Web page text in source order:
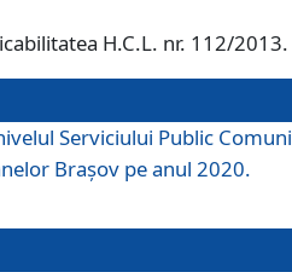
H.C.L. nr. 112/2013.
Serviciului Public
Braşov pe anul 2020.